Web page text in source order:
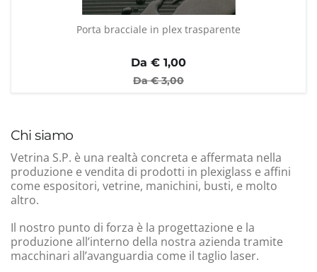
Chi siamo
Vetrina S.P. è una realtà concreta e affermata nella
produzione e vendita di prodotti in plexiglass e affini
come espositori, vetrine, manichini, busti, e molto
altro.
Il nostro punto di forza è la progettazione e la
produzione all’interno della nostra azienda tramite
macchinari all’avanguardia come il taglio laser.
Porta bracciale in plex trasparente
Da € 1,00
Da €3,00